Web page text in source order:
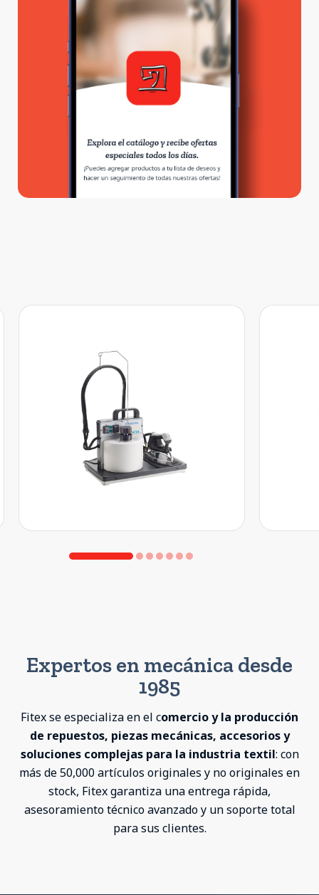
Expertos en mecánica desde
1985
Fitex se especializa en el comercio y la producción
de repuestos, piezas mecánicas, accesorios y
soluciones complejas para la industria textil: con
más de 50,000 artículos originales y no originales en
stock, Fitex garantiza una entrega rápida,
asesoramiento técnico avanzado y un soporte total
para sus clientes.